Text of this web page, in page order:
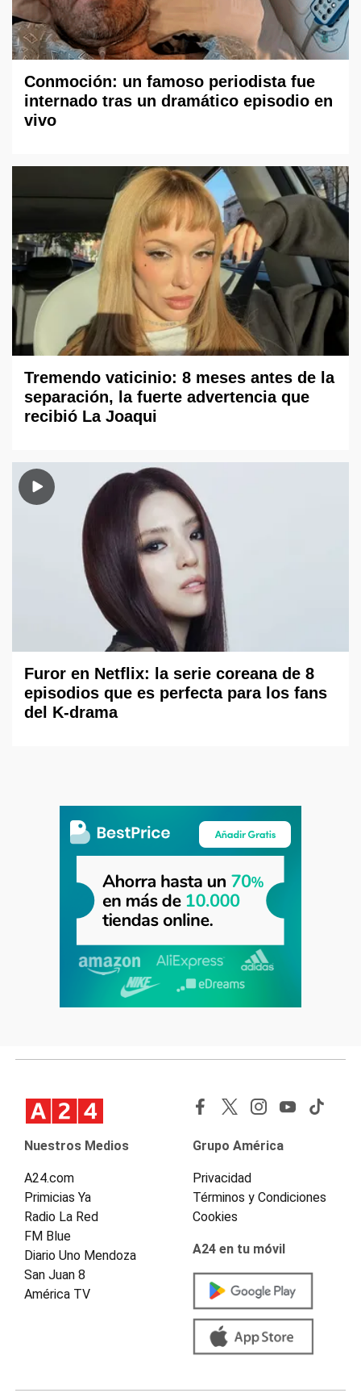
Conmoción: un famoso periodista fue
internado tras un dramático episodio en
vivo
Tremendo vaticinio: 8 meses antes de la
separación, la fuerte advertencia que
recibió La Joaqui
Furor en Netflix: la serie coreana de 8
episodios que es perfecta para los fans
del K-drama
Nuestros Medios
A24.com
Primicias Ya
Radio La Red
FM Blue
Diario Uno Mendoza
San Juan 8
América TV
Grupo América
Privacidad
Términos y Condiciones
Cookies
A24 en tu móvil